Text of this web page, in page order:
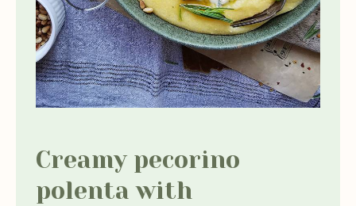
Creamy pecorino
polentawith